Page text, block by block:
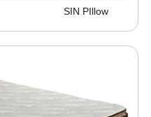
SIN PIllow